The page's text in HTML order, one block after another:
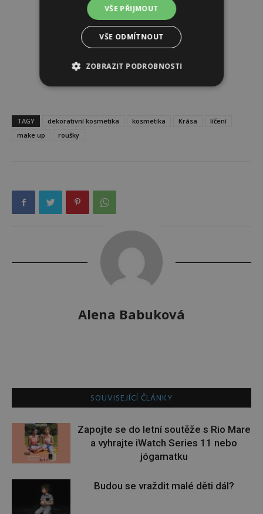
TAGY dekorativní kosmetika kosmetika Krása
líčení
make up
roušky
Alena Babuková
SOUVISEJÍCÍ ČLÁNKY
Zapojte se do letní soutěže s Rio Mare
a vyhrajte iWatch Series 11 nebo
jógamatku
Budou se vraždit malé děti dál?
VŠE PŘIJMOUT
VŠE ODMÍTNOUT
ZOBRAZIT PODROBNOSTI